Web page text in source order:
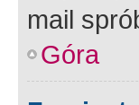
mail
Góra